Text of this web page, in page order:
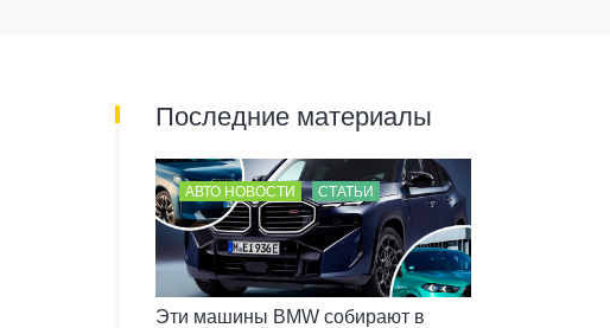
Последние материалы
АВТО НОВОСТИ СТАТЬИ
Эти машины BMW собирают в